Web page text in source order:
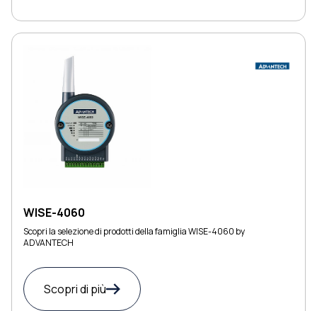
WISE-4060
Scopri la selezione di prodotti della famiglia WISE-4060 by
ADVANTECH
Scopri di più